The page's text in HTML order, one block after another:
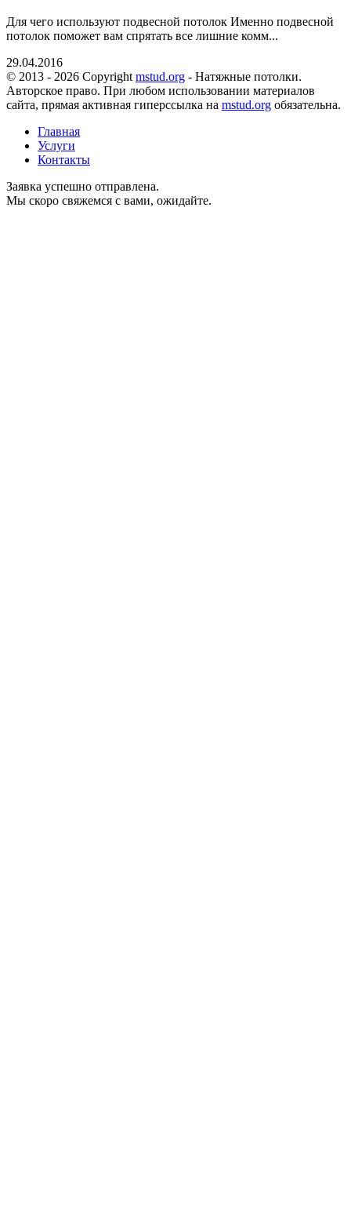
Для чего используют подвесной потолок Именно подвесной
потолок поможет вам спрятать все лишние комм...
29.04.2016
© 2013 - 2026 Copyright mstud.org - Натяжные потолки.
Авторское право. При любом использовании материалов
сайта, прямая активная гиперссылка на mstud.org обязательна.
Главная
Услуги
Контакты
Заявка успешно отправлена.
Мы скоро свяжемся с вами, ожидайте.